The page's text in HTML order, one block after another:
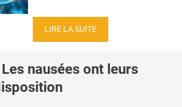
LIRE LA SUITE
Les nausées ont leurs